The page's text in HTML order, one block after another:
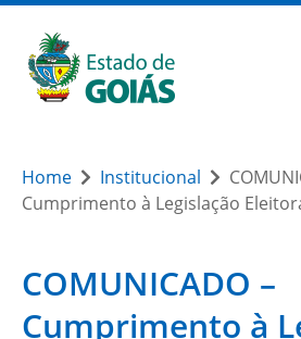
Home Institucional
Cumprimento à Legislação
COMUNICADO –
Cumprimento à